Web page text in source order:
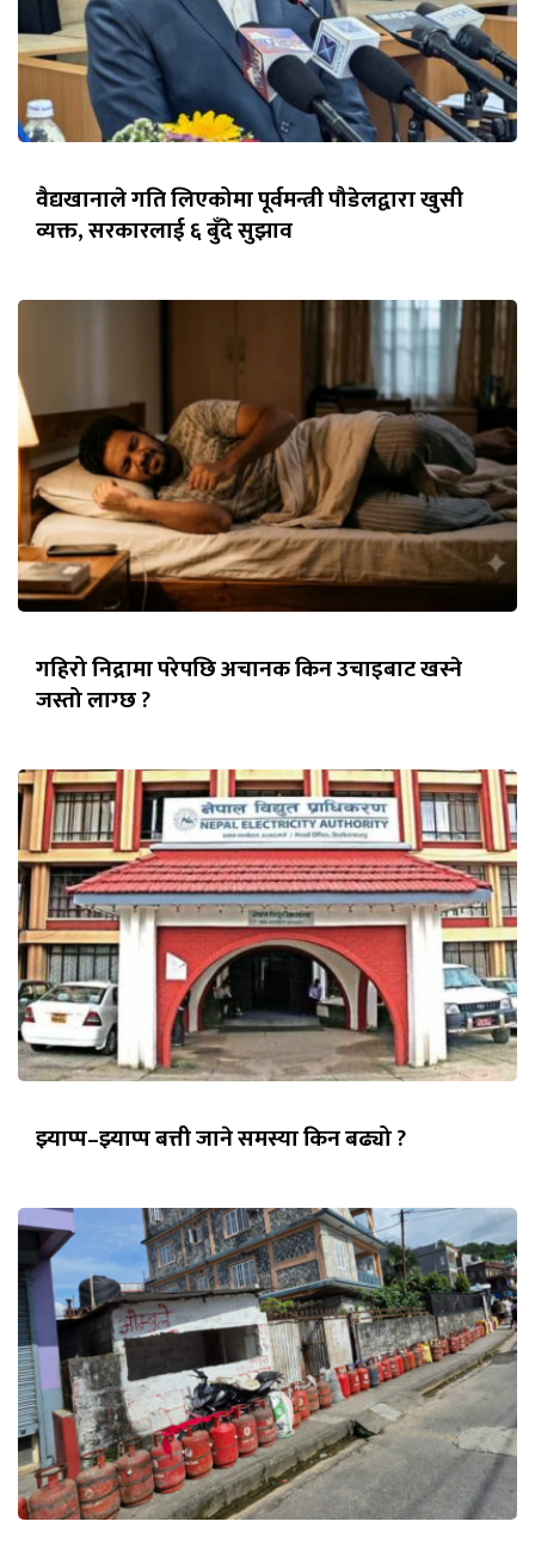
वैद्यखानाले गति लिएकोमा पूर्वमन्त्री पौडेलद्वारा खुसी
व्यक्त, सरकारलाई ६ बुँदे सुझाव
गहिरो निद्रामा परेपछि अचानक किन उचाइबाट खस्ने
जस्तो लाग्छ ?
झ्याप्प–झ्याप्प बत्ती जाने समस्या किन बढ्यो ?